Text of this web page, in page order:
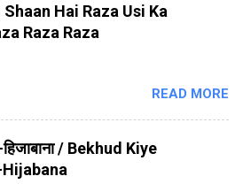
Hai Raza Usi Ka
Raza Raza
READ MORE
/ Bekhud Kiye